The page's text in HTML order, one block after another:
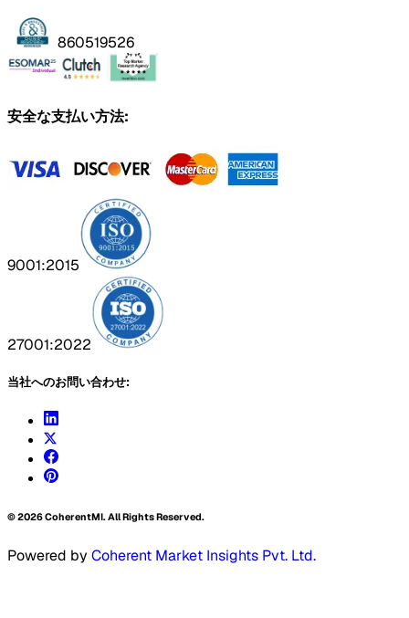
860519526
安全な支払い方法:
9001:2015
27001:2022
当社へのお問い合わせ:
©2026CoherentMI. All Rights Reserved.
Powered by Coherent Market Insights Pvt. Ltd.